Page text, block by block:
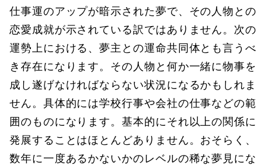
仕事運のアップが暗示された夢で、その人物との
恋愛成就が示されている訳ではありません。次の
運勢上における、夢主との運命共同体とも言うべ
き存在になります。その人物と何か一緒に物事を
成し遂げなければならない状況になるかもしれま
せん。具体的には学校行事や会社の仕事などの範
囲のものになります。基本的にそれ以上の関係に
発展することはほとんどありません。おそらく、
数年に一度あるかないかのレベルの稀な夢見にな